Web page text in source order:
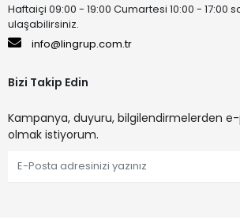
Haftaiçi 09:00 - 19:00 Cumartesi 10:00 - 17:00
ulaşabilirsiniz.
info@lingrup.com.tr
Bizi Takip Edin
Kampanya, duyuru, bilgilendirmelerden
olmak istiyorum.